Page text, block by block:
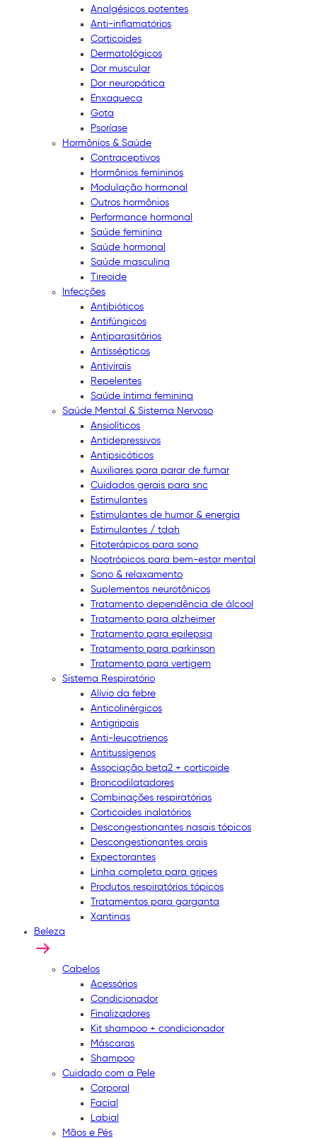
Analgésicos potentes
Anti-inflamatórios
Corticoides
Dermatológicos
Dor muscular
Dor neuropática
Enxaqueca
Gota
Psoríase
Hormônios & Saúde
Contraceptivos
Hormônios femininos
Modulação hormonal
Outros hormônios
Performance hormonal
Saúde feminina
Saúde hormonal
Saúde masculina
Tireoide
Infecções
Antibióticos
Antifúngicos
Antiparasitários
Antissépticos
Antivirais
Repelentes
Saúde íntima feminina
Saúde Mental & Sistema Nervoso
Ansiolíticos
Antidepressivos
Antipsicóticos
Auxiliares para parar de fumar
Cuidados gerais para snc
Estimulantes
Estimulantes de humor & energia
Estimulantes / tdah
Fitoterápicos para sono
Nootrópicos para bem-estar mental
Sono & relaxamento
Suplementos neurotônicos
Tratamento dependência de álcool
Tratamento para alzheimer
Tratamento para epilepsia
Tratamento para parkinson
Tratamento para vertigem
Sistema Respiratório
Alívio da febre
Anticolinérgicos
Antigripais
Anti-leucotrienos
Antitussígenos
Associação beta2 + corticoide
Broncodilatadores
Combinações respiratórias
Corticoides inalatórios
Descongestionantes nasais tópicos
Descongestionantes orais
Expectorantes
Linha completa para gripes
Produtos respiratórios tópicos
Tratamentos para garganta
Xantinas
Beleza
Cabelos
Acessórios
Condicionador
Finalizadores
Kit shampoo + condicionador
Máscaras
Shampoo
Cuidado com a Pele
Corporal
Facial
Labial
Mãos e Pés